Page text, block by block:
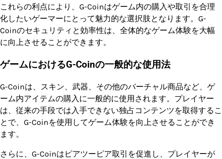
これらの利点により、G-Coinはゲーム内の購入や取引を合理
化したいゲーマーにとって魅力的な選択肢となります。G-
Coinのセキュリティと効率性は、全体的なゲーム体験を大幅
に向上させることができます。
ゲームにおけるG-Coinの一般的な使用法
G-Coinは、スキン、武器、その他のバーチャル商品など、ゲ
ーム内アイテムの購入に一般的に使用されます。プレイヤー
は、従来の手段では入手できない独占コンテンツを取得するこ
とで、G-Coinを使用してゲーム体験を向上させることができ
ます。
さらに、G-Coinはピアツーピア取引を促進し、プレイヤーが